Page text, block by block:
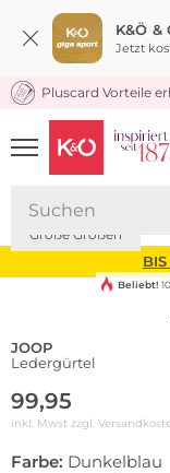
K&Ö &
Jetzt
Pluscard Vorteile
UNSERE APP
CLICK &
Große Größen
Beliebt!
JOOP
Ledergürtel
99,95
inkl. Mwst zzgl.
Farbe: Dunkelblau